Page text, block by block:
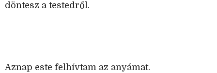
döntesz a testedről.
Aznap este felhívtam az anyámat.